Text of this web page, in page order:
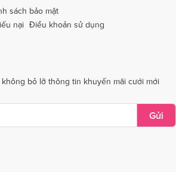
Dịch vụ cưới tại Trà Vinh
Vũng TàuDịch vụ cưới tại Bắc Giang
sách bảo mật
nại Điều khoản sử dụng
bỏ lỡ thông tin khuyến mãi cưới mới
Gửi